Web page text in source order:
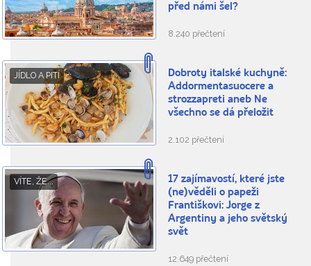
před námi šel?
8.240 přečtení
JÍDLO A PITÍ
Dobroty italské kuchyně:
Addormentasuocere a
strozzapreti aneb Ne
všechno se dá přeložit
2.102 přečtení
VÍTE, ŽE...
17 zajímavostí, které jste
(ne)věděli o papeži
Františkovi: Jorge z
Argentiny a jeho světský
svět
12.649 přečtení